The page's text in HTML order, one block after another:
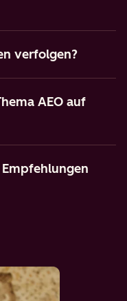
verfolgen?
AEO auf